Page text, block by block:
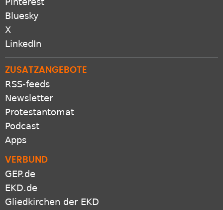
Bluesky
X
LinkedIn
RSS-feeds
Newsletter
Protestantomat
Podcast
Apps
GEP.de
EKD.de
Gliedkirchen der EKD
Freikirchen